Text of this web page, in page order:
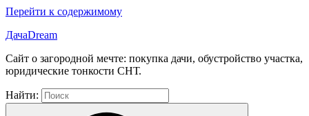
Перейти к содержимому
ДачаDream
Сайт о загородной мечте: покупка дачи, обустройство участка,
юридические тонкости СНТ.
Найти: